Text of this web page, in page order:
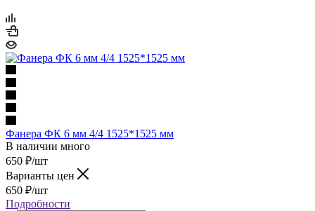
Фанера ФК 6 мм 4/4 1525*1525 мм
В наличии много
650 ₽/шт
Варианты цен
650 ₽/шт
Подробности